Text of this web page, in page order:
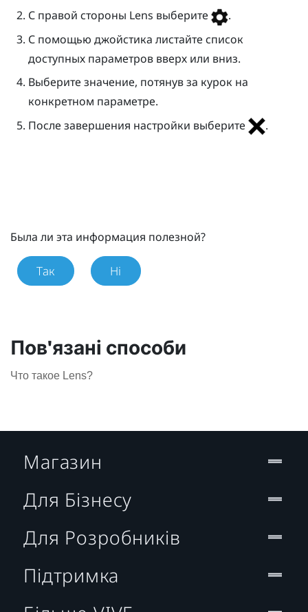
С правой стороны Lens выберите
.
С помощью джойстика листайте список
доступных параметров вверх или вниз.
Выберите значение, потянув за курок на
конкретном параметре.
После завершения настройки выберите
.
Была ли эта информация полезной?
Так Ні
Пов'язані способи
Что такое Lens?
Магазин
Для Бізнесу
Для Розробників
Підтримка